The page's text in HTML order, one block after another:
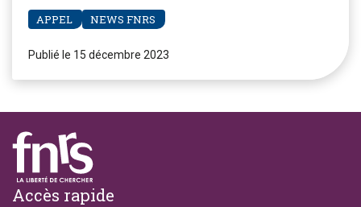
APPEL NEWS FNRS
Publié le 15 décembre 2023
Footer
Accès rapide